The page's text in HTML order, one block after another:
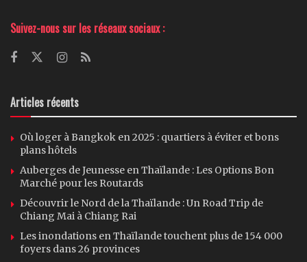
Suivez-nous sur les réseaux sociaux :
Articles récents
Où loger à Bangkok en 2025 : quartiers à éviter et bons
plans hôtels
Auberges de Jeunesse en Thaïlande : Les Options Bon
Marché pour les Routards
Découvrir le Nord de la Thaïlande : Un Road Trip de
Chiang Mai à Chiang Rai
Les inondations en Thaïlande touchent plus de 154 000
foyers dans 26 provinces